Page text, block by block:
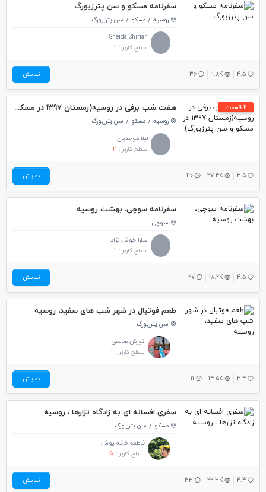
سفرنامه مسکو و سن پترزبورگ
روسیه مسکو
سن پترزبورگ
Sheida Shirian
سطح کاربر : 1
4.5
9.8K
36 نمایش
2 قسمت هفت شب برفی در روسیه(زمستان 1397 در مسکو و سن پترزبورگ)
روسیه مسکو
سن پترزبورگ
لیلا موحدیان
سطح کاربر : 2
4.5
27.4K
110 نمایش
سفرنامه سوچی، بهشت روسیه
سوچی
سارا خوش نژاد
سطح کاربر : 1
4.5
18.2K
27 نمایش
طعم فوتبال در شهر شب های سفید، روسیه
سن پترزبورگ
کورش صالحی
سطح کاربر : 1
4.4
14.5K
11 نمایش
سفری افسانه ای به زادگاه تزارها ، روسیه
مسکو
سن پترزبورگ
فاطمه خرقه پوش
سطح کاربر : 5
4.4
22.3K
33 نمایش